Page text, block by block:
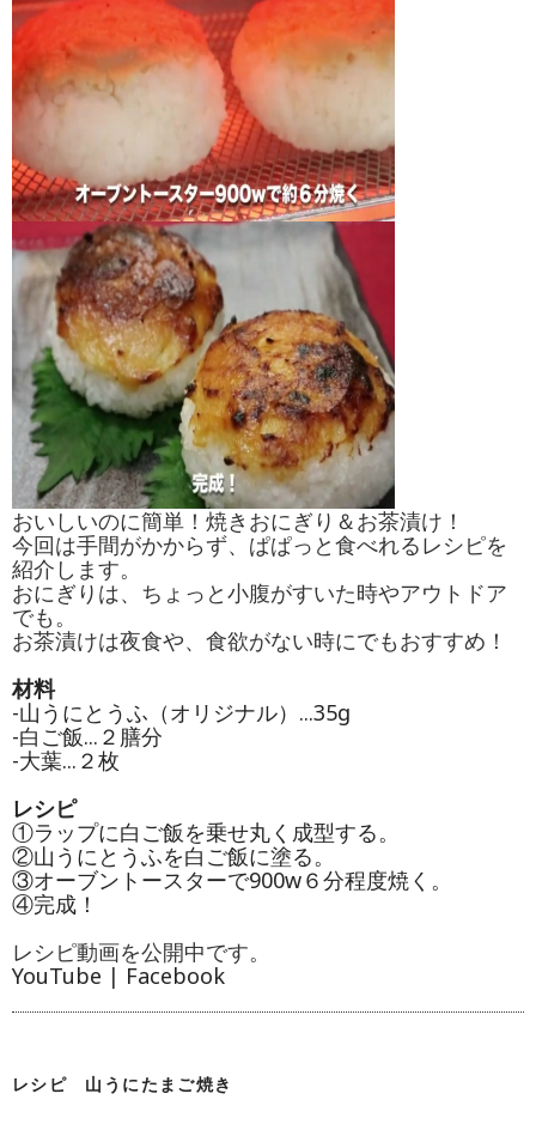
おいしいのに簡単！焼きおにぎり＆お茶漬け！
今回は手間がかからず、ぱぱっと食べれるレシピを
紹介します。
おにぎりは、ちょっと小腹がすいた時やアウトドア
でも。
お茶漬けは夜食や、食欲がない時にでもおすすめ！
材料
-山うにとうふ（オリジナル）...35g
-白ご飯...２膳分
-大葉...２枚
レシピ
①ラップに白ご飯を乗せ丸く成型する。
②山うにとうふを白ご飯に塗る。
③オーブントースターで900w６分程度焼く。
④完成！
レシピ動画を公開中です。
YouTube | Facebook
レシピ 山うにたまご焼き